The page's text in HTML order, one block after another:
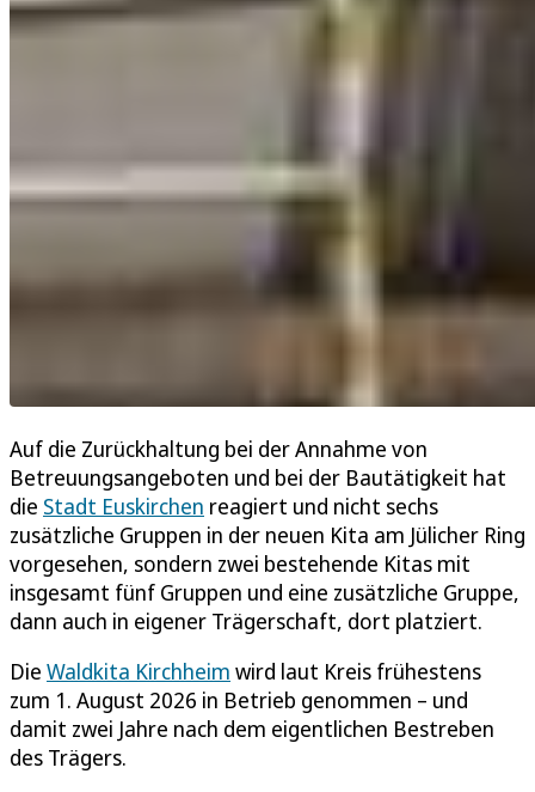
Auf die Zurückhaltung bei der Annahme von
Betreuungsangeboten und bei der Bautätigkeit hat
die Stadt Euskirchen reagiert und nicht sechs
zusätzliche Gruppen in der neuen Kita am Jülicher Ring
vorgesehen, sondern zwei bestehende Kitas mit
insgesamt fünf Gruppen und eine zusätzliche Gruppe,
dann auch in eigener Trägerschaft, dort platziert.
Die Waldkita Kirchheim wird laut Kreis frühestens
zum 1. August 2026 in Betrieb genommen – und
damit zwei Jahre nach dem eigentlichen Bestreben
des Trägers.